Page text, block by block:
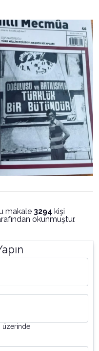
makale 3294 kişi
okunmuştur.
üzerinde